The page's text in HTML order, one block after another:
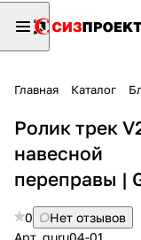
Главная Каталог
Ролик трек
навесной
переправы |
0
Нет отзывов
Арт. guru04-01